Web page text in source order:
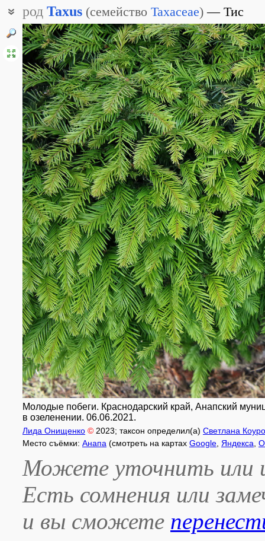
род Taxus (семейство Taxaceae) Тис
Тисс
Молодые побеги. Краснодарский край, Анапский
в озеленении. 06.06.2021.
Лида Онищенко © 2023; таксон определил(а) Светлана
Место съёмки: Анапа (смотреть на картах Google Яндекса
Можете уточнить или
Есть сомнения или
и вы сможете